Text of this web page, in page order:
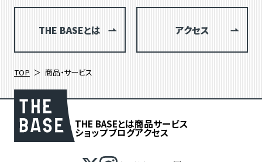
THE BASEとは アクセス
TOP 商品・サービス
THE BASEとは商品サービス
ショップブログアクセス